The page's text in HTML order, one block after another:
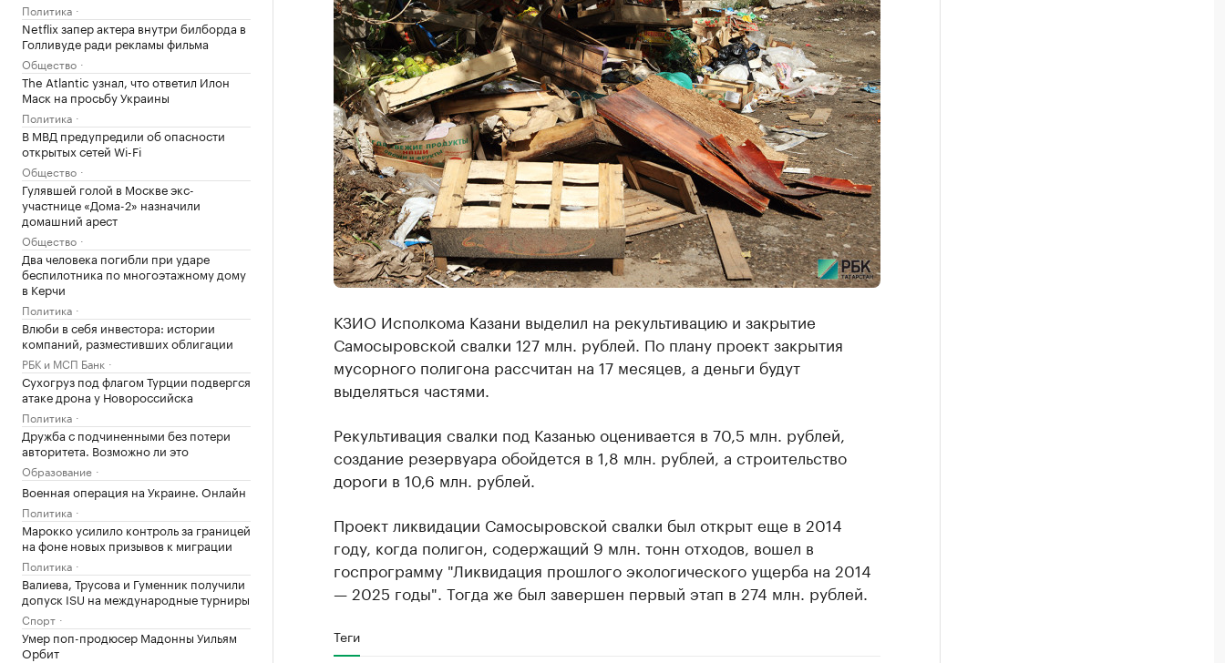
Политика
Netflix запер актера внутри билборда в
Голливуде ради рекламы фильма
Общество
The Atlantic узнал, что ответил Илон
Маск на просьбу Украины
Политика
В МВД предупредили об опасности
открытых сетей Wi-Fi
Общество
Гулявшей голой в Москве экс-
участнице «Дома-2» назначили
домашний арест
Общество
Два человека погибли при ударе
беспилотника по многоэтажному дому
в Керчи
Политика
Влюби в себя инвестора: истории
компаний, разместивших облигации
РБК и МСП Банк
Сухогруз под флагом Турции подвергся
атаке дрона у Новороссийска
Политика
Дружба с подчиненными без потери
авторитета. Возможно ли это
Образование
Военная операция на Украине. Онлайн
Политика
Марокко усилило контроль за границей
на фоне новых призывов к миграции
Политика
Валиева, Трусова и Гуменник получили
допуск ISU на международные турниры
Спорт
Умер поп-продюсер Мадонны Уильям
Орбит
КЗИО Исполкома Казани выделил на рекультивацию и закрытие
Самосыровской свалки 127 млн. рублей. По плану проект закрытия
мусорного полигона рассчитан на 17 месяцев, а деньги будут
выделяться частями.
Рекультивация свалки под Казанью оценивается в 70,5 млн. рублей,
создание резервуара обойдется в 1,8 млн. рублей, а строительство
дороги в 10,6 млн. рублей.
Проект ликвидации Самосыровской свалки был открыт еще в 2014
году, когда полигон, содержащий 9 млн. тонн отходов, вошел в
госпрограмму "Ликвидация прошлого экологического ущерба на 2014
— 2025 годы". Тогда же был завершен первый этап в 274 млн. рублей.
Теги